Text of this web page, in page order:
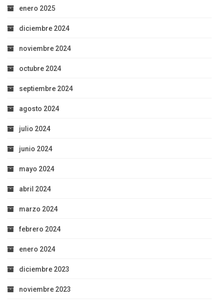
enero 2025
diciembre 2024
noviembre 2024
octubre 2024
septiembre 2024
agosto 2024
julio 2024
junio 2024
mayo 2024
abril 2024
marzo 2024
febrero 2024
enero 2024
diciembre 2023
noviembre 2023